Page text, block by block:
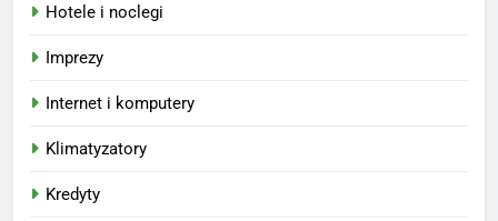
Hotele i noclegi
Imprezy
Internet i komputery
Klimatyzatory
Kredyty